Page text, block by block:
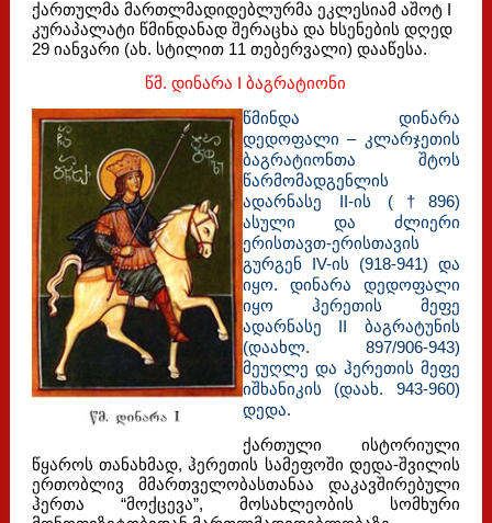
ქართულმა მართლმადიდებლურმა ეკლესიამ აშოტ I
კურაპალატი წმინდანად შერაცხა და ხსენების დღედ
29 იანვარი (ახ. სტილით 11 თებერვალი) დააწესა.
წმ. დინარა I ბაგრატიონი
წმინდა დინარა
დედოფალი – კლარჯეთის
ბაგრატიონთა შტოს
წარმომადგენლის
ადარნასე II-ის (†896)
ასული და ძლიერი
ერისთავთ-ერისთავის
გურგენ IV-ის (918-941) და
იყო. დინარა დედოფალი
იყო ჰერეთის მეფე
ადარნასე II ბაგრატუნის
(დაახლ. 897/906-943)
მეუღლე და ჰერეთის მეფე
იშხანიკის (დაახ. 943-960)
დედა.
ქართული ისტორიული
წყაროს თანახმად, ჰერეთის სამეფოში დედა-შვილის
ერთობლივ მმართველობასთანაა დაკავშირებული
ჰერთა “მოქცევა”, მოსახლეობის სომხური